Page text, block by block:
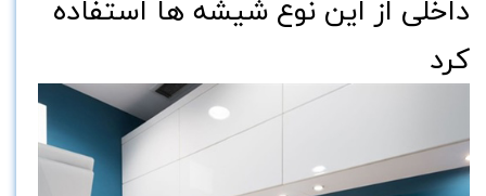
داخلی از این نوع شیشه ها استفاده
کرد